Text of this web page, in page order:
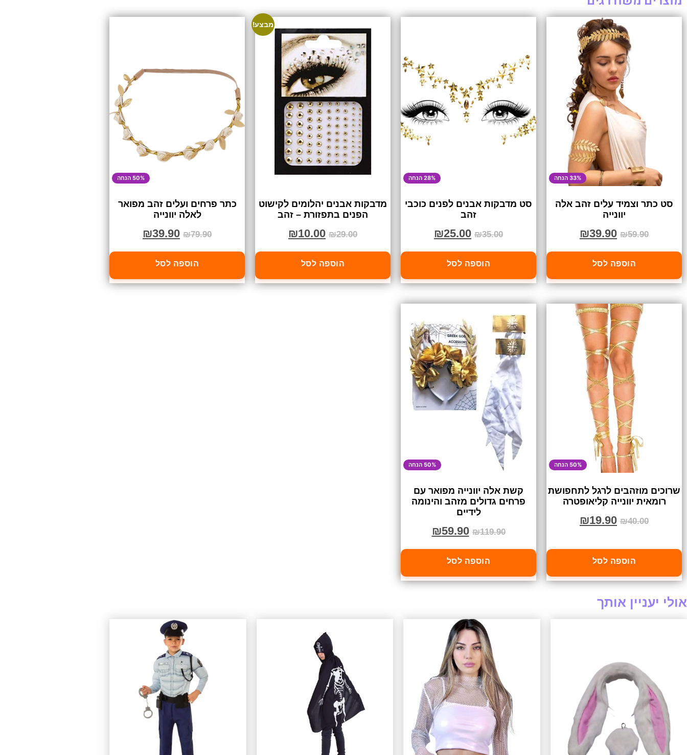
33% הנחה
סט כתר וצמיד עלים זהב אלה
יוונייה
₪59.90
₪39.90
הוספה לסל
28% הנחה
סט מדבקות אבנים לפנים כוכבי
זהב
₪35.00
₪25.00
הוספה לסל
מבצע!
מדבקות אבנים יהלומים לקישוט
הפנים בתפזורת – זהב
₪29.00
₪10.00
הוספה לסל
50% הנחה
כתר פרחים ועלים זהב מפואר
לאלה יוונייה
₪79.90
₪39.90
הוספה לסל
50% הנחה
שרוכים מוזהבים לרגל לתחפושת
רומאית יוונייה קליאופטרה
₪40.00
₪19.90
הוספה לסל
50% הנחה
קשת אלה יוונייה מפואר עם
פרחים גדולים מזהב והינומה
לידיים
₪119.90
₪59.90
הוספה לסל
אולי יעניין אותך